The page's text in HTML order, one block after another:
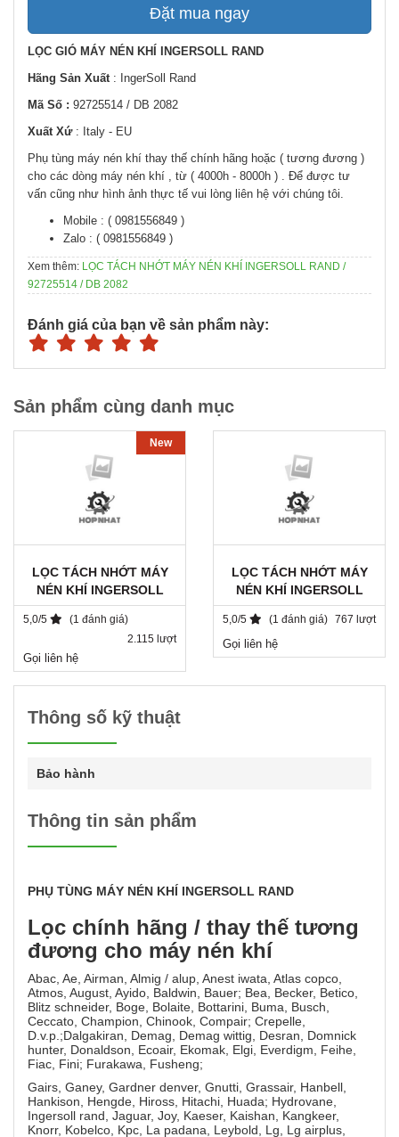
Đặt mua ngay
LỌC GIÓ MÁY NÉN KHÍ INGERSOLL RAND
Hãng Sản Xuất : IngerSoll Rand
Mã Số : 92725514 / DB 2082
Xuất Xứ : Italy - EU
Phụ tùng máy nén khí thay thế chính hãng hoặc ( tương đương )
cho các dòng máy nén khí , từ ( 4000h - 8000h ) . Để được tư
vấn cũng như hình ảnh thực tế vui lòng liên hệ với chúng tôi.
Mobile : ( 0981556849 )
Zalo : ( 0981556849 )
Xem thêm: LỌC TÁCH NHỚT MÁY NÉN KHÍ INGERSOLL RAND /
92725514 / DB 2082
Đánh giá của bạn về sản phẩm này:
Sản phẩm cùng danh mục
New
LỌC TÁCH NHỚT MÁY
NÉN KHÍ INGERSOLL
RAND / 22219174 / DB
2525
5,0/5
(1 đánh giá)
2.115 lượt
Gọi liên hệ
LỌC TÁCH NHỚT MÁY
NÉN KHÍ INGERSOLL
RAND 39890660 /
AY1025.11080/V1
5,0/5 (1 đánh giá) 767 lượt
Gọi liên hệ
Thông số kỹ thuật
Bảo hành
Thông tin sản phẩm
PHỤ TÙNG MÁY NÉN KHÍ INGERSOLL RAND
Lọc chính hãng / thay thế tương
đương cho máy nén khí
Abac, Ae, Airman, Almig / alup, Anest iwata, Atlas copco,
Atmos, August, Ayido, Baldwin, Bauer; Bea, Becker, Betico,
Blitz schneider, Boge, Bolaite, Bottarini, Buma, Busch,
Ceccato, Champion, Chinook, Compair; Crepelle,
D.v.p.;Dalgakiran, Demag, Demag wittig, Desran, Domnick
hunter, Donaldson, Ecoair, Ekomak, Elgi, Everdigm, Feihe,
Fiac, Fini; Furakawa, Fusheng;
Gairs, Ganey, Gardner denver, Gnutti, Grassair, Hanbell,
Hankison, Hengde, Hiross, Hitachi, Huada; Hydrovane,
Ingersoll rand, Jaguar, Joy, Kaeser, Kaishan, Kangkeer,
Knorr, Kobelco, Kpc, La padana, Leybold, Lg, Lg airplus,